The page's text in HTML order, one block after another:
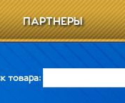
ПАРТНЕРЫ
товара: